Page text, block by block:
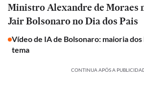
Ministro Alexandre de Moraes
Jair Bolsonaro no Dia dos Pais
Vídeo de IA de Bolsonaro: maioria
tema
CONTINUA APÓS A